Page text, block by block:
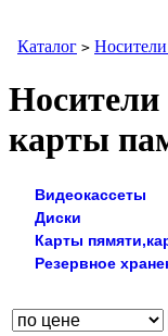
Каталог >
Носители
карты
Видеокассеты
Диски
Карты
Резервное